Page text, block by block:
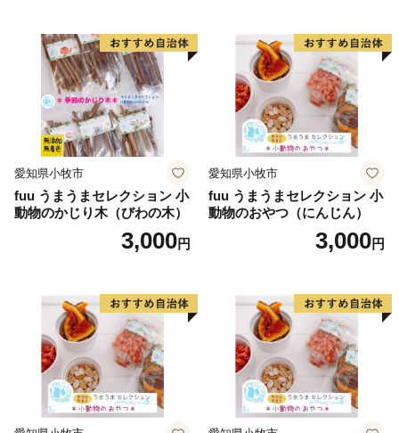
愛知県小牧市
fuu うまうまセレクション 小
動物のかじり木（びわの木）
3,000円
愛知県小牧市
fuu うまうまセレクション 小
動物のおやつ（にんじん）
3,000円